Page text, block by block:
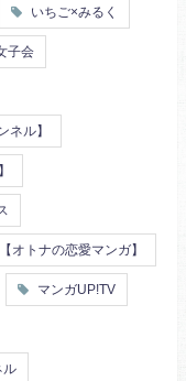
作家
服
いちご×みるく
子会
ネル】
オトナの恋愛マンガ】
マンガUP!TV
ル